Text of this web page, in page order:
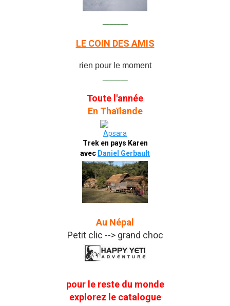
LE COIN DES AMIS
rien pour le moment
Toute l'année
En Thaïlande
Trek en pays Karen
avec Daniel Gerbault
Au Népal
Petit clic --> grand choc
pour le reste du monde
explorez le catalogue